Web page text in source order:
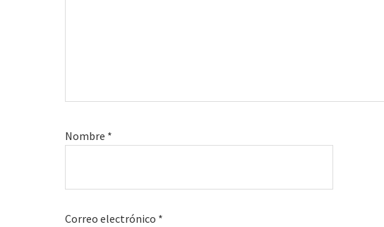
Nombre *
Correo electrónico *